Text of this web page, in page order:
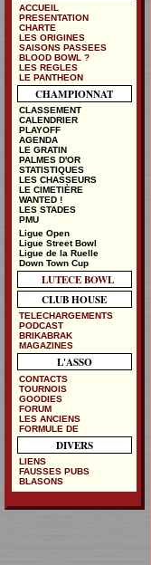
ACCUEIL
PRESENTATION
CHARTE
LES ORIGINES
SAISONS PASSEES
BLOOD BOWL ?
LES REGLES
LE PANTHEON
CHAMPIONNAT
CLASSEMENT
CALENDRIER
PLAYOFF
AGENDA
LE GRATIN
PALMES D'OR
STATISTIQUES
LES CHASSEURS
LE CIMETIÈRE
WANTED !
LES STADES
PMU
Ligue Open
Ligue Street Bowl
Ligue de la Ruelle
Down Town Cup
LUTECE BOWL
CLUB HOUSE
TELECHARGEMENTS
PODCAST
BRIKABRAK
MAGAZINES
L'ASSO
CONTACTS
TOURNOIS
GOODIES
FORUM
LES ANCIENS
FORMULE DE
DIVERS
LIENS
FAUSSES PUBS
BLASONS